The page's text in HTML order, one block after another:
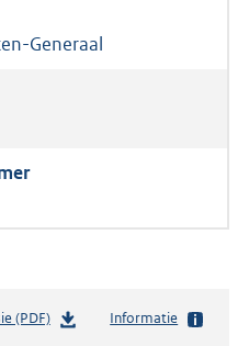
Generaal
(PDF)b
Informatie